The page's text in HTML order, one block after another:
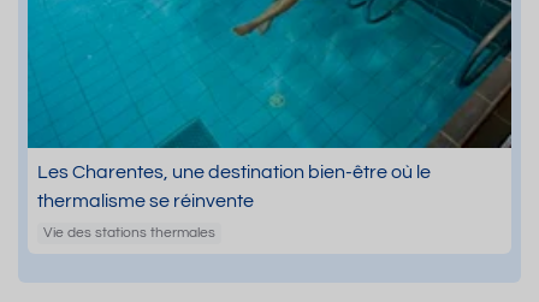
Les Charentes, une destination bien-être où le
thermalisme se réinvente
Vie des stations thermales